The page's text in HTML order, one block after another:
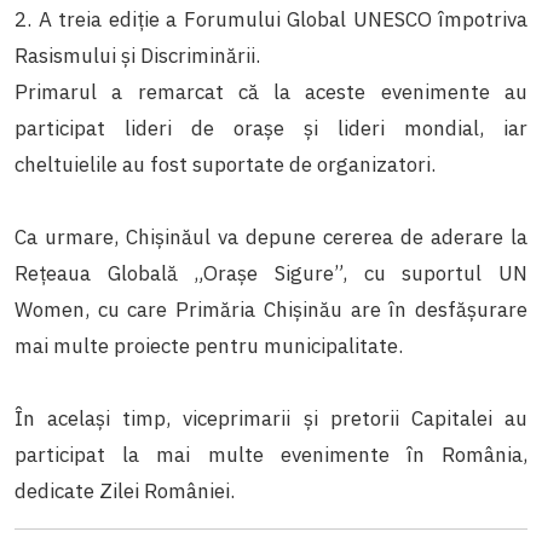
2. A treia ediție a Forumului Global UNESCO împotriva
Rasismului și Discriminării.
Primarul a remarcat că la aceste evenimente au
participat lideri de orașe și lideri mondial, iar
cheltuielile au fost suportate de organizatori.
Ca urmare, Chișinăul va depune cererea de aderare la
Rețeaua Globală „Orașe Sigure”, cu suportul UN
Women, cu care Primăria Chișinău are în desfășurare
mai multe proiecte pentru municipalitate.
În același timp, viceprimarii şi pretorii Capitalei au
participat la mai multe evenimente în România,
dedicate Zilei României.